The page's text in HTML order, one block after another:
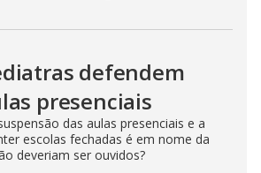
defendem
presenciais
das aulas presenciais e a
escolas fechadas é em nome da
deveriam ser ouvidos?